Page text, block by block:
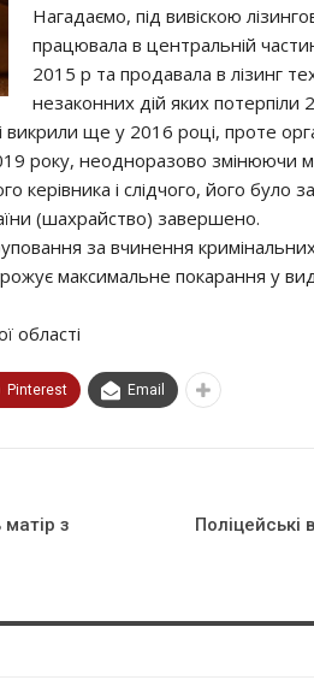
Нагадаємо, під вивіскою
працювала в центральній
2015 р та продавала в лізинг
незаконних дій яких потерпіли
викрили ще у 2016 році, проте
року, неодноразово змінюючи
керівника і слідчого, його було
(шахрайство) завершено.
за вчинення
максимальне покарання у
області
Pinterest Email
з
Поліцейські